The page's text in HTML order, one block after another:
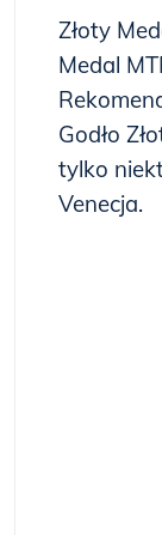
Złoty
Medal
Godło
tylko
Venecja.